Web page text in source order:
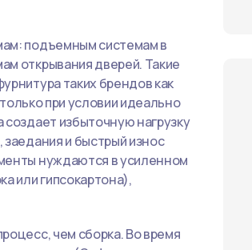
подъемным системам в
открывания дверей. Такие
таких брендов как
при условии идеально
избыточную нагрузку
и быстрый износ
нуждаются в усиленном
или гипсокартона),
чем сборка. Во время